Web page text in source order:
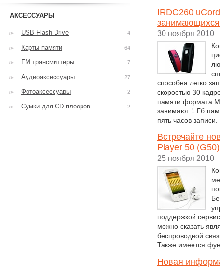
IRDC260
30 ноября 2010
способна легко
скоростью 30
памяти формата
занимают 1 Гб
пять часов
Встречайте
Player 50 (G50)
25 ноября 2010
поддержкой
можно сказать
беспроводной
Также имеется
Новая
АКСЕССУАРЫ
USB Flash Drive 4
Карты памяти 64
FM трансмиттеры 7
Аудиоаксессуары 27
Фотоаксессуары 2
Сумки для CD плееров 2